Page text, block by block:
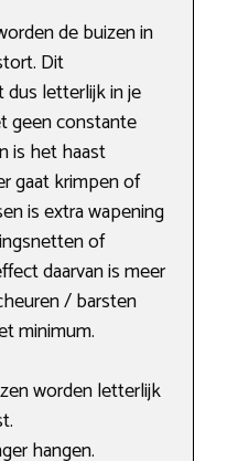
de buizen in
Dit
letterlijk in je
geen constante
is het haast
gaat krimpen of
is extra wapening
of
daarvan is meer
/ barsten
minimum.
worden letterlijk
hangen.